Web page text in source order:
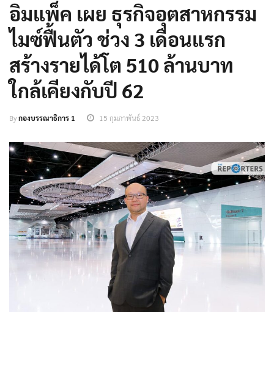
อิมแพ็ค เผย ธุรกิจอุตสาหกรรม
ไมซ์ฟื้นตัว ช่วง 3 เดือนแรก
สร้างรายได้โต 510 ล้านบาท
ใกล้เคียงกับปี 62
Byกองบรรณาธิการ 1 15 กุมภาพันธ์ 2023